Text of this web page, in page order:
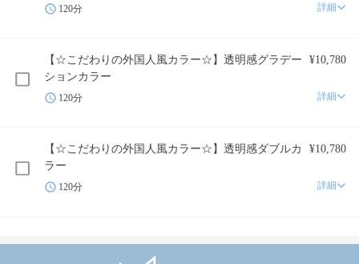
120分 詳細
【☆こだわりの外国人風カラー☆】透明感グラデー
ションカラー
¥10,780
120分 詳細
【☆こだわりの外国人風カラー☆】透明感ダブルカ
ラー
¥10,780
120分 詳細